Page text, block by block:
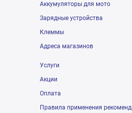
Аккумуляторы для мото
Зарядные устройства
Клеммы
Адреса магазинов
Услуги
Акции
Оплата
Правила применения